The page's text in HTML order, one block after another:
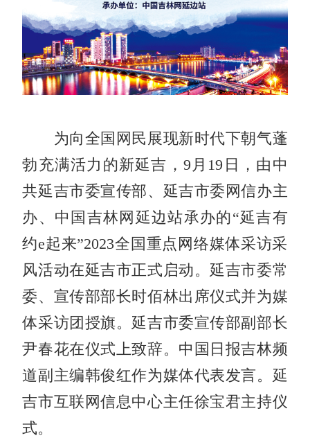
为向全国网民展现新时代下朝气蓬
勃充满活力的新延吉，9月19日，由中
共延吉市委宣传部、延吉市委网信办主
办、中国吉林网延边站承办的“延吉有
约e起来”2023全国重点网络媒体采访采
风活动在延吉市正式启动。延吉市委常
委、宣传部部长时佰林出席仪式并为媒
体采访团授旗。延吉市委宣传部副部长
尹春花在仪式上致辞。中国日报吉林频
道副主编韩俊红作为媒体代表发言。延
吉市互联网信息中心主任徐宝君主持仪
式。